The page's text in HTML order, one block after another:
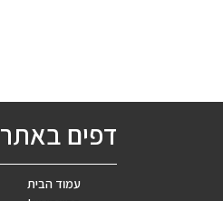
דפים באתר
עמוד הבית